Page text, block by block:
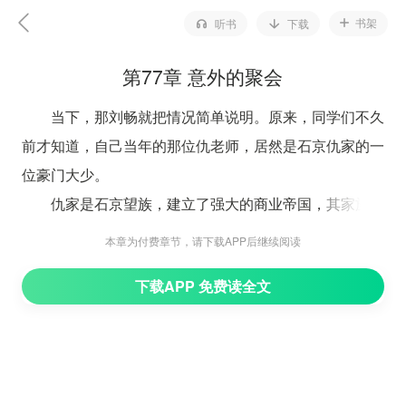
听书 下载 书架
第77章 意外的聚会
当下，那刘畅就把情况简单说明。原来，同学们不久
前才知道，自己当年的那位仇老师，居然是石京仇家的一
位豪门大少。
仇家是石京望族，建立了强大的商业帝国，其家族在
江南省都有很强的影响力。
话，没想到居然打通了，所以越来越多的人和仇老师联
本章为付费章节，请下载APP后继续阅读
下载APP 免费读全文